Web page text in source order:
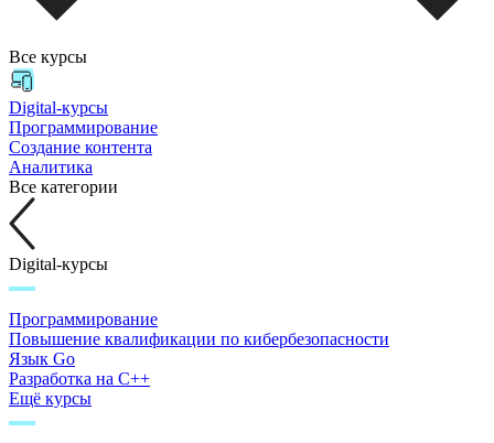
Все курсы
Digital-курсы
Программирование
Создание контента
Аналитика
Все категории
Digital-курсы
Программирование
Повышение квалификации по кибербезопасности
Язык Go
Разработка на C++
Ещё курсы